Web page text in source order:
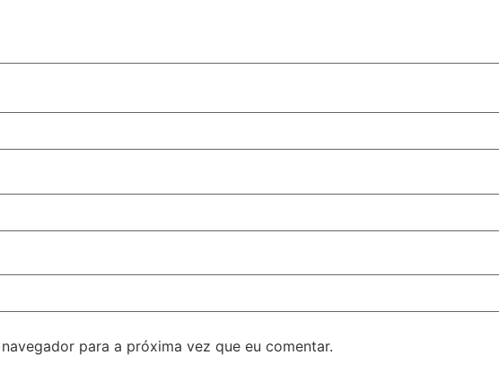
para a próxima vez que eu comentar.